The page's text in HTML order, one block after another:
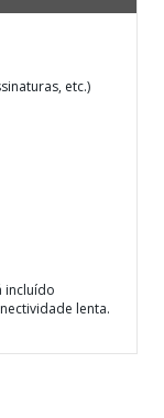
etc.)
incluído
lenta.